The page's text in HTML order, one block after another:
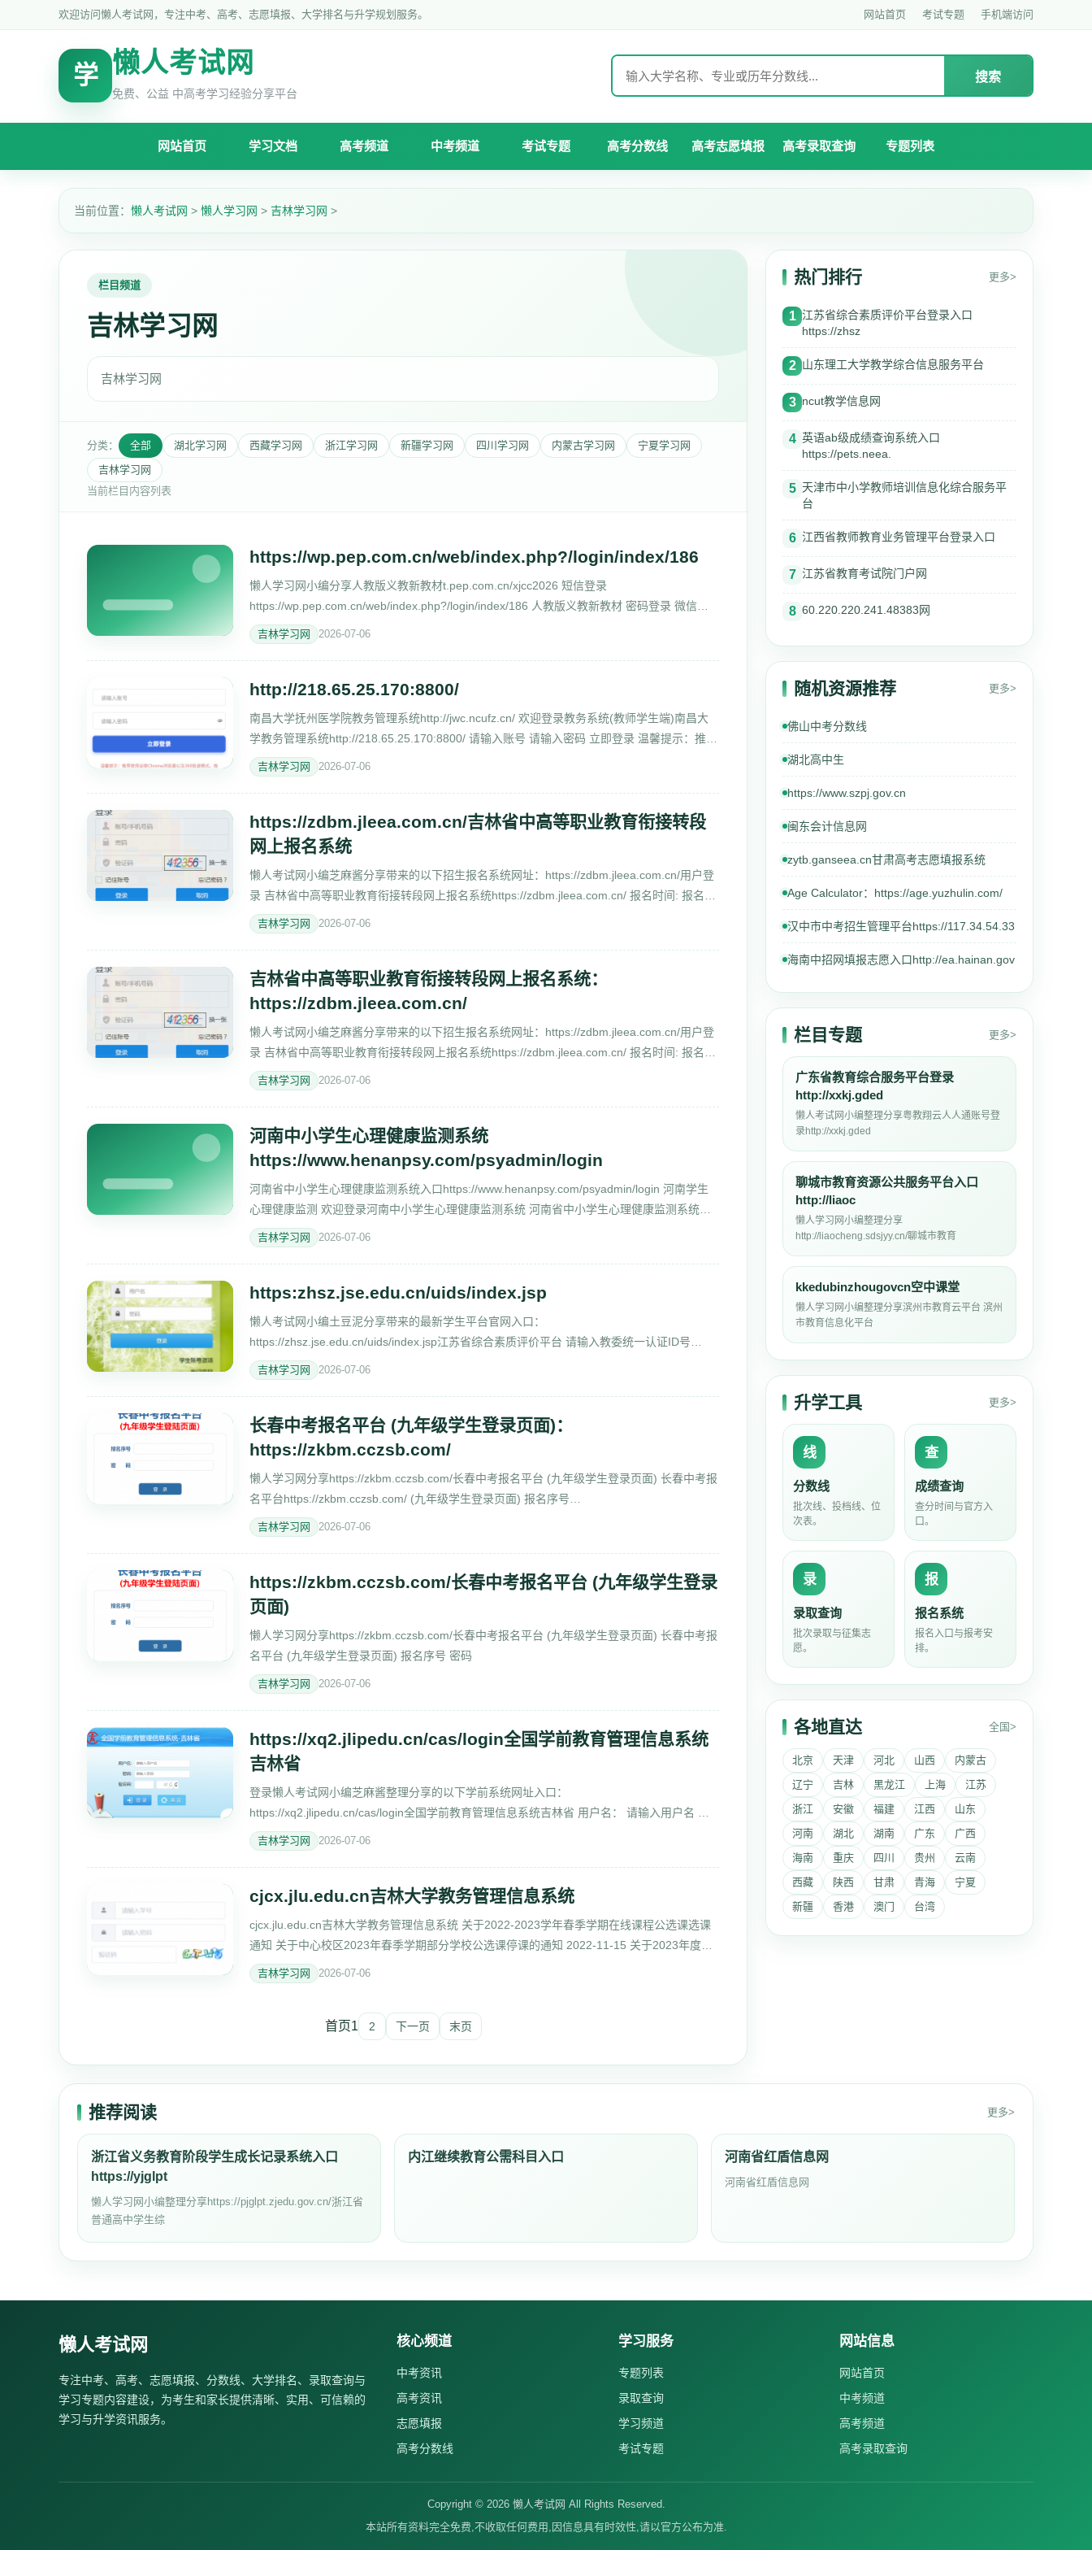
欢迎访问懒人考试网，专注中考、高考、志愿填报、大学排名与升学规划服务。 网站首页 考试专题 手机端访问
学 懒人考试网
免费、公益 中高考学习经验分享平台
搜索
网站首页 学习文档 高考频道 中考频道 考试专题 高考分数线 高考志愿填报 高考录取查询 专题列表
当前位置： 懒人考试网 > 懒人学习网 > 吉林学习网 >
栏目频道
吉林学习网
吉林学习网
分类： 全部 湖北学习网 西藏学习网 浙江学习网 新疆学习网 四川学习网 内蒙古学习网
宁夏学习网
吉林学习网
当前栏目内容列表
https://wp.pep.com.cn/web/index.php?/login/index/186
懒人学习网小编分享人教版义教新教材t.pep.com.cn/xjcc2026 短信登录
https://wp.pep.com.cn/web/index.php?/login/index/186 人教版义教新教材 密码登录 微信登
录https://wp.pep.com.cn/web/ind
吉林学习网 2026-07-06
http://218.65.25.170:8800/
南昌大学抚州医学院教务管理系统http://jwc.ncufz.cn/ 欢迎登录教务系统(教师学生端)南昌大
学教务管理系统http://218.65.25.170:8800/ 请输入账号 请输入密码 立即登录 温馨提示：推荐
使用谷歌C
吉林学习网 2026-07-06
https://zdbm.jleea.com.cn/吉林省中高等职业教育衔接转段
网上报名系统
懒人考试网小编芝麻酱分享带来的以下招生报名系统网址：https://zdbm.jleea.com.cn/用户登
录 吉林省中高等职业教育衔接转段网上报名系统https://zdbm.jleea.com.cn/ 报名时间: 报名序
号: 密 码:
吉林学习网 2026-07-06
吉林省中高等职业教育衔接转段网上报名系统：
https://zdbm.jleea.com.cn/
懒人考试网小编芝麻酱分享带来的以下招生报名系统网址：https://zdbm.jleea.com.cn/用户登
录 吉林省中高等职业教育衔接转段网上报名系统https://zdbm.jleea.com.cn/ 报名时间: 报名序
号: 密 码:
吉林学习网 2026-07-06
河南中小学生心理健康监测系统
https://www.henanpsy.com/psyadmin/login
河南省中小学生心理健康监测系统入口https://www.henanpsy.com/psyadmin/login 河南学生
心理健康监测 欢迎登录河南中小学生心理健康监测系统 河南省中小学生心理健康监测系统入
口 学生登录 管理
吉林学习网 2026-07-06
https:zhsz.jse.edu.cn/uids/index.jsp
懒人考试网小编土豆泥分享带来的最新学生平台官网入口：
https://zhsz.jse.edu.cn/uids/index.jsp江苏省综合素质评价平台 请输入教委统一认证ID号
http://m.lazyedu.cn/article/13086.html 请输入
吉林学习网 2026-07-06
长春中考报名平台 (九年级学生登录页面)：
https://zkbm.cczsb.com/
懒人学习网分享https://zkbm.cczsb.com/长春中考报名平台 (九年级学生登录页面) 长春中考报
名平台https://zkbm.cczsb.com/ (九年级学生登录页面) 报名序号
http://m.lazyedu.cn/article/8587.htm
吉林学习网 2026-07-06
https://zkbm.cczsb.com/长春中考报名平台 (九年级学生登录
页面)
懒人学习网分享https://zkbm.cczsb.com/长春中考报名平台 (九年级学生登录页面) 长春中考报
名平台 (九年级学生登录页面) 报名序号 密码
吉林学习网 2026-07-06
https://xq2.jlipedu.cn/cas/login全国学前教育管理信息系统
吉林省
登录懒人考试网小编芝麻酱整理分享的以下学前系统网址入口：
https://xq2.jlipedu.cn/cas/login全国学前教育管理信息系统吉林省 用户名： 请输入用户名 密
码： 请输入密码 验证码： 全国学前教育
吉林学习网 2026-07-06
cjcx.jlu.edu.cn吉林大学教务管理信息系统
cjcx.jlu.edu.cn吉林大学教务管理信息系统 关于2022-2023学年春季学期在线课程公选课选课
通知 关于中心校区2023年春季学期部分学校公选课停课的通知 2022-11-15 关于2023年度吉
林大学英才计划导
吉林学习网 2026-07-06
首页1 2 下一页 末页
热门排行 更多>
1 江苏省综合素质评价平台登录入口
https://zhsz
2 山东理工大学教学综合信息服务平台
3 ncut教学信息网
4 英语ab级成绩查询系统入口
https://pets.neea.
5 天津市中小学教师培训信息化综合服务平
台
6 江西省教师教育业务管理平台登录入口
7 江苏省教育考试院门户网
8 60.220.220.241.48383网
随机资源推荐 更多>
佛山中考分数线
湖北高中生
https://www.szpj.gov.cn
闽东会计信息网
zytb.ganseea.cn甘肃高考志愿填报系统
Age Calculator：https://age.yuzhulin.com/
汉中市中考招生管理平台https://117.34.54.33
海南中招网填报志愿入口http://ea.hainan.gov
栏目专题 更多>
广东省教育综合服务平台登录
http://xxkj.gded
懒人考试网小编整理分享粤教翔云人人通账号登
录http://xxkj.gded
聊城市教育资源公共服务平台入口
http://liaoc
懒人学习网小编整理分享
http://liaocheng.sdsjyy.cn/聊城市教育
kkedubinzhougovcn空中课堂
懒人学习网小编整理分享滨州市教育云平台 滨州
市教育信息化平台
升学工具 更多>
线
分数线
批次线、投档线、位
次表。
查
成绩查询
查分时间与官方入
口。
录
录取查询
批次录取与征集志
愿。
报
报名系统
报名入口与报考安
排。
各地直达 全国>
北京 天津 河北 山西
内蒙古
辽宁
吉林 黑龙江 上海
江苏
浙江
安徽 福建 江西
山东
河南
湖北 湖南 广东
广西
海南
重庆 四川 贵州
云南
西藏
陕西 甘肃 青海
宁夏
新疆
香港 澳门 台湾
推荐阅读 更多>
浙江省义务教育阶段学生成长记录系统入口
https://yjglpt
懒人学习网小编整理分享https://pjglpt.zjedu.gov.cn/浙江省
普通高中学生综
内江继续教育公需科目入口 河南省红盾信息网
河南省红盾信息网
懒人考试网
专注中考、高考、志愿填报、分数线、大学排名、录取查询与
学习专题内容建设，为考生和家长提供清晰、实用、可信赖的
学习与升学资讯服务。
核心频道
中考资讯
高考资讯
志愿填报
高考分数线
学习服务
专题列表
录取查询
学习频道
考试专题
网站信息
网站首页
中考频道
高考频道
高考录取查询
Copyright © 2026懒人考试网 All Rights Reserved.
本站所有资料完全免费,不收取任何费用,因信息具有时效性,请以官方公布为准.